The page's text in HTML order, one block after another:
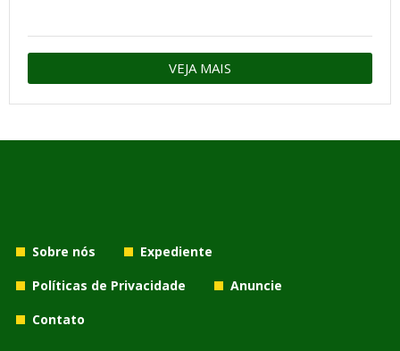
VEJA MAIS
Sobre nós
Expediente
Políticas de Privacidade
Anuncie
Contato